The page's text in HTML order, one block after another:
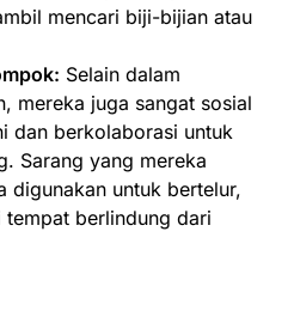
mencari biji-bijian atau
Selain dalam
mereka juga sangat sosial
dan berkolaborasi untuk
Sarang yang mereka
digunakan untuk bertelur,
berlindung dari